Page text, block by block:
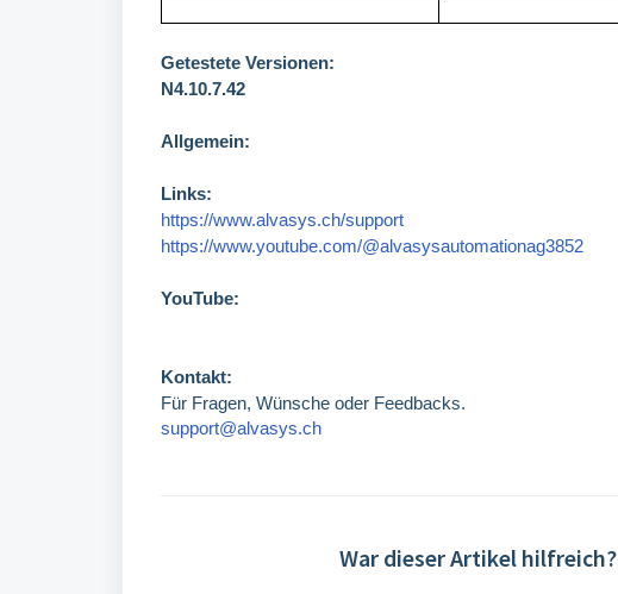
Getestete Versionen:
N4.10.7.42
Allgemein:
Links:
https://www.alvasys.ch/support
https://www.youtube.com/@alvasysautomationag3852
YouTube:
Kontakt:
Für Fragen, Wünsche oder Feedbacks.
support@alvasys.ch
War dieser Artikel hilfreich?